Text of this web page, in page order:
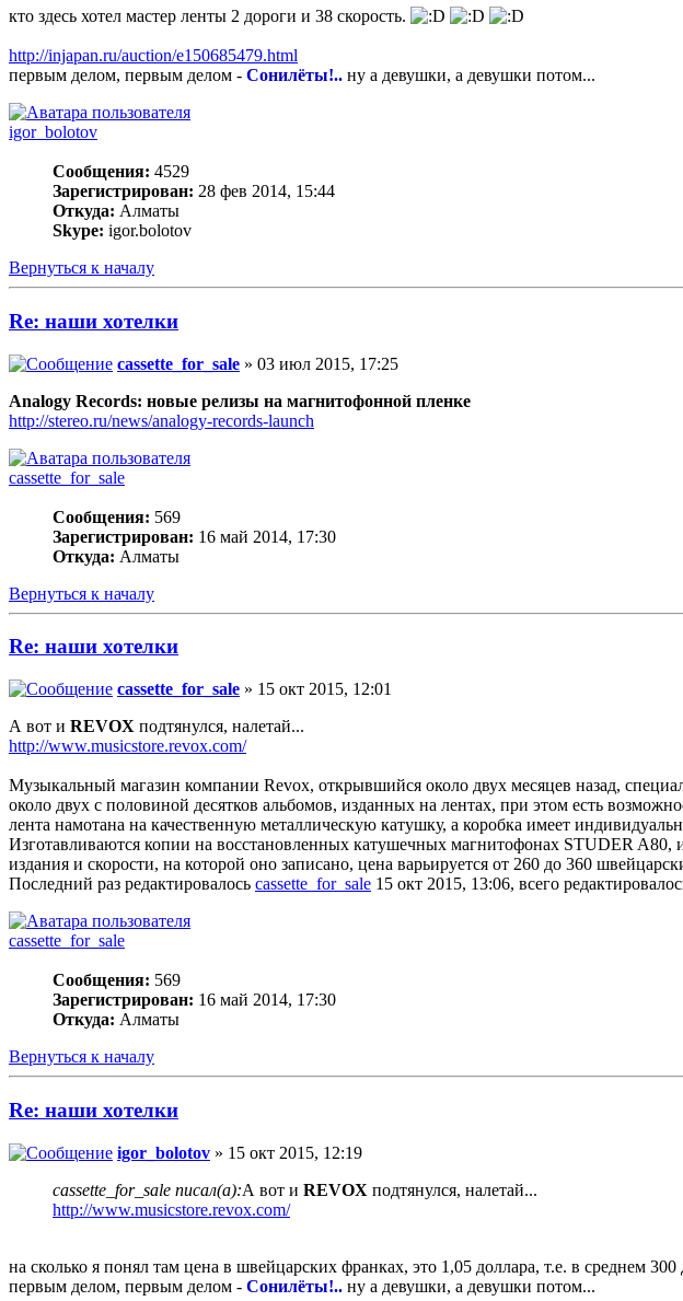
кто здесь хотел мастер ленты 2 дороги и 38 скорость.
http://injapan.ru/auction/e150685479.html
первым делом, первым делом - Сонилёты!.. ну а девушки, а девушки потом...
igor_bolotov
Сообщения: 4529
Зарегистрирован: 28 фев 2014, 15:44
Откуда: Алматы
Skype: igor.bolotov
Вернуться к началу
Re: наши хотелки
cassette_for_sale » 03 июл 2015, 17:25
Analogy Records: новые релизы на магнитофонной пленке
http://stereo.ru/news/analogy-records-launch
cassette_for_sale
Сообщения: 569
Зарегистрирован: 16 май 2014, 17:30
Откуда: Алматы
Вернуться к началу
Re: наши хотелки
cassette_for_sale » 15 окт 2015, 12:01
А вот и REVOX подтянулся, налетай...
http://www.musicstore.revox.com/
Музыкальный магазин компании Revox, открывшийся около двух месяцев назад,
около двух с половиной десятков альбомов, изданных на лентах, при этом есть
лента намотана на качественную металлическую катушку, а коробка имеет
Изготавливаются копии на восстановленных катушечных магнитофонах STUDER A80,
издания и скорости, на которой оно записано, цена варьируется от 260 до 360
Последний раз редактировалось cassette_for_sale 15 окт 2015, 13:06, всего
cassette_for_sale
Сообщения: 569
Зарегистрирован: 16 май 2014, 17:30
Откуда: Алматы
Вернуться к началу
Re: наши хотелки
igor_bolotov » 15 окт 2015, 12:19
cassette_for_sale писал(а):А вот и REVOX подтянулся, налетай...
http://www.musicstore.revox.com/
на сколько я понял там цена в швейцарских франках, это 1,05 доллара, т.е. в среднем
первым делом, первым делом - Сонилёты!.. ну а девушки, а девушки потом...